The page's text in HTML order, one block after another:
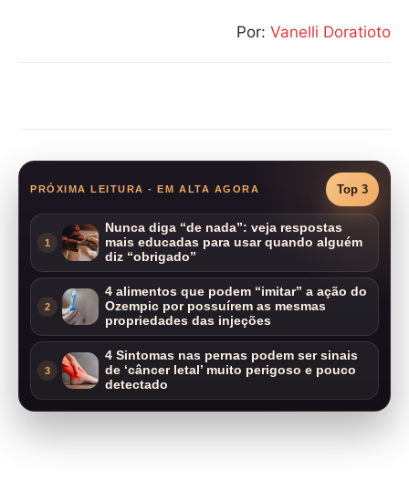
Por: Vanelli Doratioto
PRÓXIMA LEITURA - EM ALTA AGORA Top 3
1
Nunca diga “de nada”: veja respostas
mais educadas para usar quando alguém
diz “obrigado”
2
4 alimentos que podem “imitar” a ação do
Ozempic por possuírem as mesmas
propriedades das injeções
3
4 Sintomas nas pernas podem ser sinais
de ‘câncer letal’ muito perigoso e pouco
detectado